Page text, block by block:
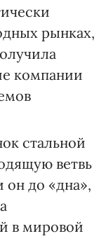
рынках,
компании
стальной
ветвь
он до «дна»,
в мировой